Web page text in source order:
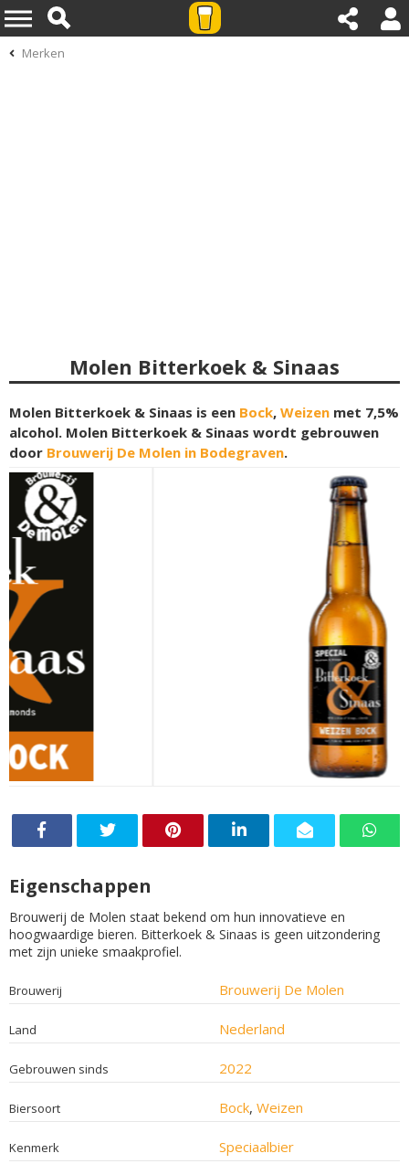
Merken
Molen Bitterkoek & Sinaas
Molen Bitterkoek & Sinaas is een Bock, Weizen met 7,5%
alcohol. Molen Bitterkoek & Sinaas wordt gebrouwen
door Brouwerij De Molen in Bodegraven.
Eigenschappen
Brouwerij de Molen staat bekend om hun innovatieve en
hoogwaardige bieren. Bitterkoek & Sinaas is geen uitzondering
met zijn unieke smaakprofiel.
Brouwerij Brouwerij De Molen
Land Nederland
Gebrouwen sinds 2022
Biersoort Bock, Weizen
Kenmerk Speciaalbier